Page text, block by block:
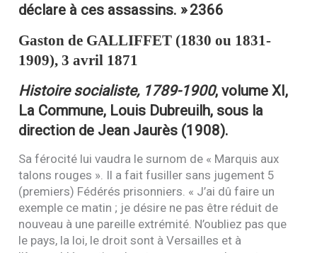
déclare à ces assassins. »2366
Gaston de GALLIFFET (1830 ou 1831-
1909), 3 avril 1871
Histoire socialiste, 1789-1900, volumeXI,
La Commune, Louis Dubreuilh, sous la
direction de Jean Jaurès (1908).
Sa férocité lui vaudra le surnom de « Marquis aux
talons rouges ». Il a fait fusiller sans jugement 5
(premiers) Fédérés prisonniers. « J’ai dû faire un
exemple ce matin ; je désire ne pas être réduit de
nouveau à une pareille extrémité. N’oubliez pas que
le pays, la loi, le droit sont à Versailles et à